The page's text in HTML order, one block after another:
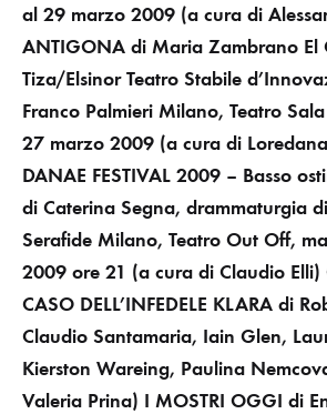
al 29 marzo 2009 (a cura di
ANTIGONA di Maria Zambrano El
Tiza/Elsinor Teatro Stabile
Franco Palmieri Milano, Teatro
27 marzo 2009 (a cura di
DANAE FESTIVAL 2009 – Basso
di Caterina Segna, drammaturgia
Serafide Milano, Teatro Out Off,
2009 ore 21 (a cura di Claudio Elli)
CASO DELL’INFEDELE KLARA di
Claudio Santamaria, Iain Glen,
Kierston Wareing, Paulina
Valeria Prina) I MOSTRI OGGI di